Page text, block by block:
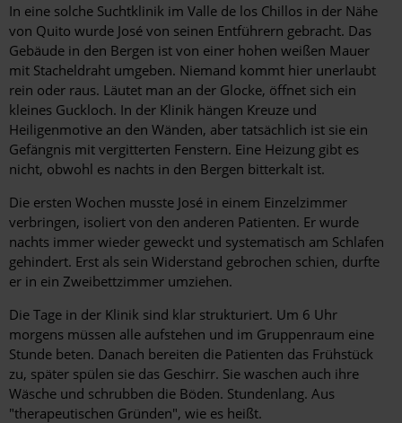
In eine solche Suchtklinik im Valle de los Chillos in der Nähe
von Quito wurde José von seinen Entführern gebracht. Das
Gebäude in den Bergen ist von einer hohen weißen Mauer
mit ­Stacheldraht umgeben. Niemand kommt hier unerlaubt
rein oder raus. Läutet man an der Glocke, öffnet sich ein
kleines Guckloch. In der Klinik hängen Kreuze und
Heiligenmotive an den Wänden, aber tatsächlich ist sie ein
Gefängnis mit vergitterten ­Fenstern. Eine Heizung gibt es
nicht, obwohl es nachts in den Bergen bitterkalt ist.
Die ersten Wochen musste José in einem Einzelzimmer
verbringen, isoliert von den anderen Patienten. Er wurde
nachts immer wieder geweckt und systematisch am Schlafen
gehindert. Erst als sein Widerstand gebrochen schien, durfte
er in ein Zweibettzimmer umziehen.
Die Tage in der Klinik sind klar strukturiert. Um 6 Uhr
morgens müssen alle aufstehen und im Gruppenraum eine
Stunde beten. Danach bereiten die Patienten das Frühstück
zu, später spülen sie das Geschirr. Sie waschen auch ihre
Wäsche und schrubben die Böden. Stundenlang. Aus
"therapeutischen ­Gründen", wie es heißt.